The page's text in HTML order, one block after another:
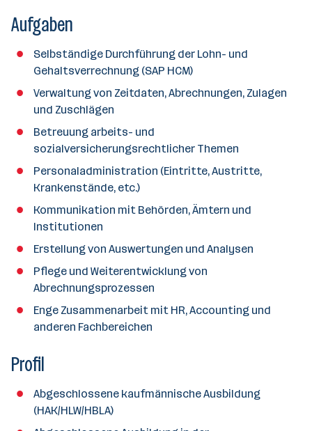
*
n
e
a
Aufgaben
Selbständige Durchführung der Lohn- und
Gehaltsverrechnung (SAP HCM)
Verwaltung von Zeitdaten, Abrechnungen, Zulagen
und Zuschlägen
Betreuung arbeits- und
sozialversicherungsrechtlicher Themen
Personaladministration (Eintritte, Austritte,
Krankenstände, etc.)
Kommunikation mit Behörden, Ämtern und
Institutionen
Erstellung von Auswertungen und Analysen
Pflege und Weiterentwicklung von
Abrechnungsprozessen
Enge Zusammenarbeit mit HR, Accounting und
anderen Fachbereichen
Profil
Abgeschlossene kaufmännische Ausbildung
(HAK/HLW/HBLA)